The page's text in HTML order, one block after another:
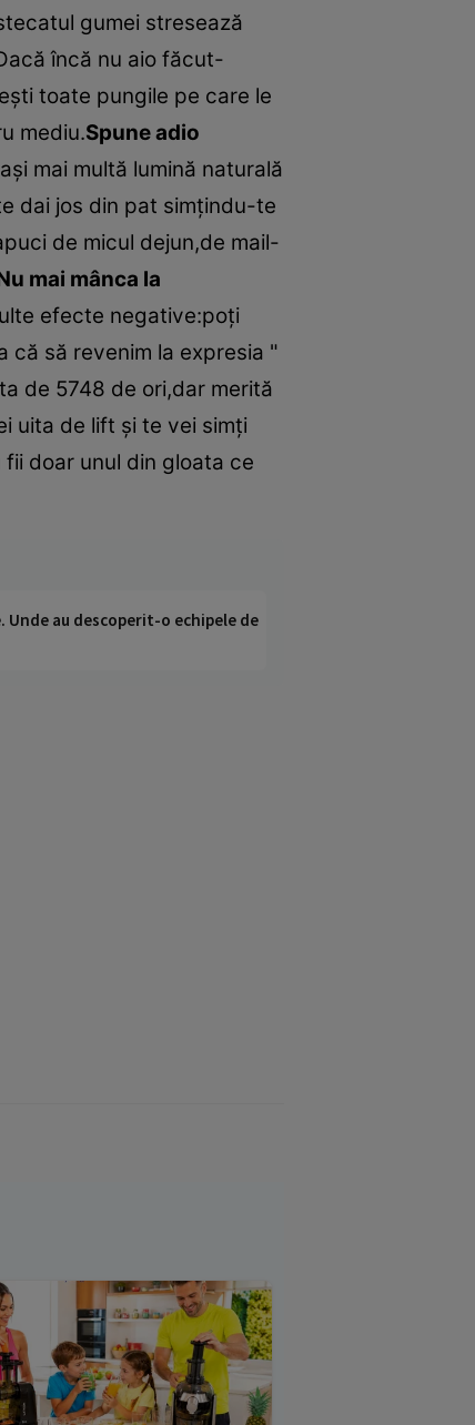
gumei stresează
încă nu aio făcut-
toate pungile pe care le
mediu.Spune adio
mai multă lumină naturală
dai jos din pat simţindu-te
de micul dejun,de mail-
mai mânca la
efecte negative:poţi
că să revenim la expresia "
de 5748 de ori,dar merită
uita de lift şi te vei simţi
doar unul din gloata ce
au descoperit-o echipele de